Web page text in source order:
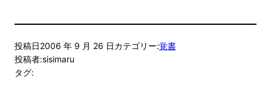
投稿日2006 年 9 月 26 日カテゴリー:覚書
投稿者:sisimaru
タグ: